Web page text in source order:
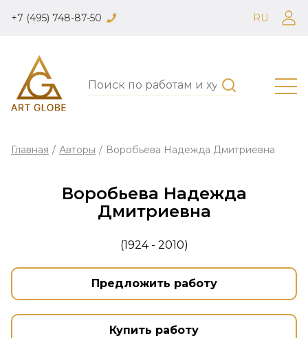
+7 (495) 748-87-50 RU
Главная / Авторы / Воробьева Надежда Дмитриевна
Воробьева Надежда
Дмитриевна
(1924 - 2010)
Предложить работу
Купить работу